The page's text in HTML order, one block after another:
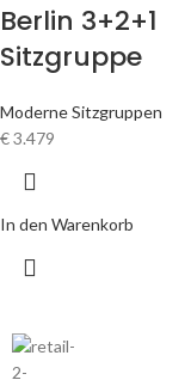
Berlin 3+2+1
Sitzgruppe
Moderne Sitzgruppen
€3.479
In den Warenkorb